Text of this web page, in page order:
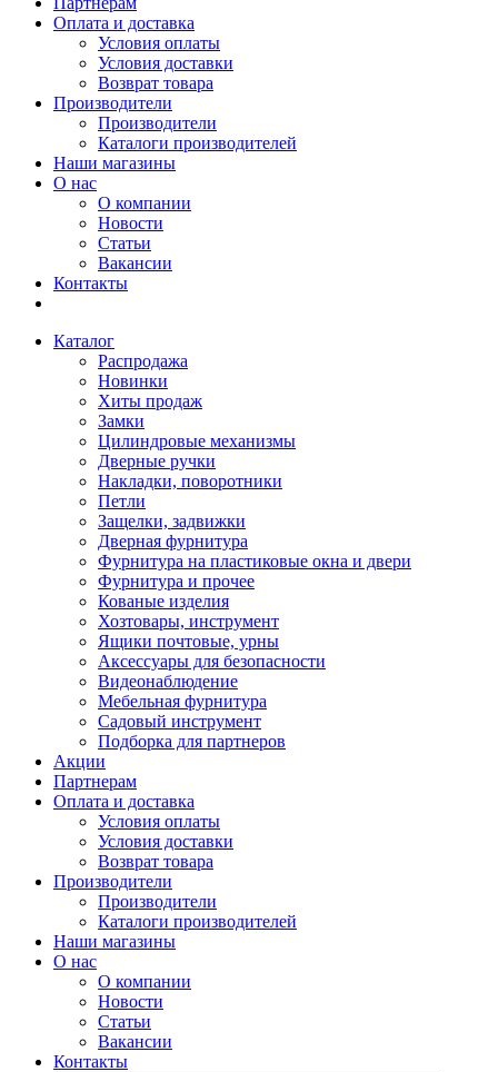
Оплата и доставка
Условия оплаты
Условия доставки
Возврат товара
Производители
Производители
Каталоги производителей
Наши магазины
О нас
О компании
Новости
Статьи
Вакансии
Контакты
Каталог
Распродажа
Новинки
Хиты продаж
Замки
Цилиндровые механизмы
Дверные ручки
Накладки, поворотники
Петли
Защелки, задвижки
Дверная фурнитура
Фурнитура на пластиковые окна и двери
Фурнитура и прочее
Кованые изделия
Хозтовары, инструмент
Ящики почтовые, урны
Аксессуары для безопасности
Видеонаблюдение
Мебельная фурнитура
Садовый инструмент
Подборка для партнеров
Акции
Партнерам
Оплата и доставка
Условия оплаты
Условия доставки
Возврат товара
Производители
Производители
Каталоги производителей
Наши магазины
О нас
О компании
Новости
Статьи
Вакансии
Контакты